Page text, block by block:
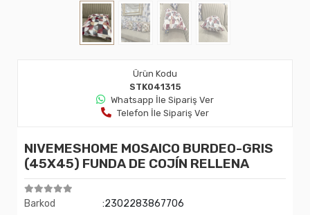
Ürün Kodu
STK041315
Whatsapp İle Sipariş Ver
Telefon İle Sipariş Ver
NIVEMESHOME MOSAICO BURDEO-GRIS
(45X45) FUNDA DE COJÍN RELLENA
Barkod
:2302283867706